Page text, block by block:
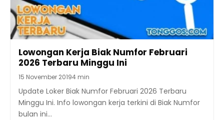
Lowongan Kerja Biak Numfor Februari
2026 Terbaru Minggu Ini
15 November 20194 min
Update Loker Biak Numfor Februari 2026 Terbaru
Minggu Ini. Info lowongan kerja terkini di Biak Numfor
bulan ini…